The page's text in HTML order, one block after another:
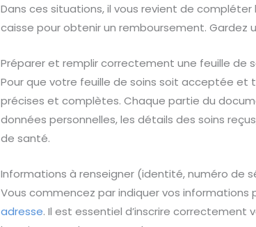
Dans ces situations, il vous revient de
caisse pour obtenir un remboursement. Gardez
Préparer et remplir correctement une feuille de
Pour que votre feuille de soins soit acceptée et
précises et complètes. Chaque partie du
données personnelles, les détails des soins
de santé.
Informations à renseigner (identité, numéro de
Vous commencez par indiquer vos
adresse. Il est essentiel d’inscrire correctement